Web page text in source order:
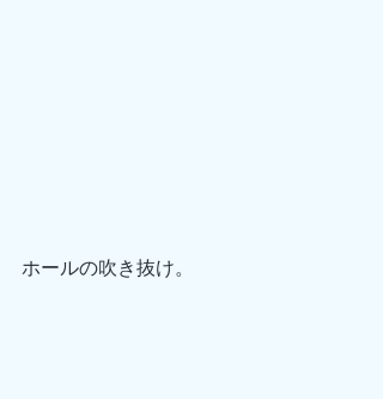
ホールの吹き抜け。